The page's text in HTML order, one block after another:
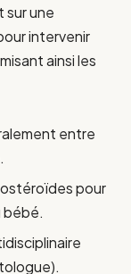
une
intervenir
ainsi les
entre
pour
bébé.